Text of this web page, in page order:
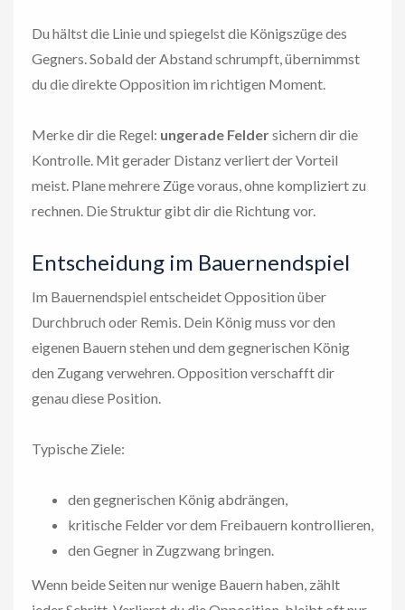
Du hältst die Linie und spiegelst die Königszüge des
Gegners. Sobald der Abstand schrumpft, übernimmst
du die direkte Opposition im richtigen Moment.
Merke dir die Regel: ungerade Feldersichern dir die
Kontrolle. Mit gerader Distanz verliert der Vorteil
meist. Plane mehrere Züge voraus, ohne kompliziert zu
rechnen. Die Struktur gibt dir die Richtung vor.
Entscheidung im Bauernendspiel
Im Bauernendspiel entscheidet Opposition über
Durchbruch oder Remis. Dein König muss vor den
eigenen Bauern stehen und dem gegnerischen König
den Zugang verwehren. Opposition verschafft dir
genau diese Position.
Typische Ziele:
den gegnerischen König abdrängen,
kritische Felder vor dem Freibauern kontrollieren,
den Gegner in Zugzwang bringen.
Wenn beide Seiten nur wenige Bauern haben, zählt